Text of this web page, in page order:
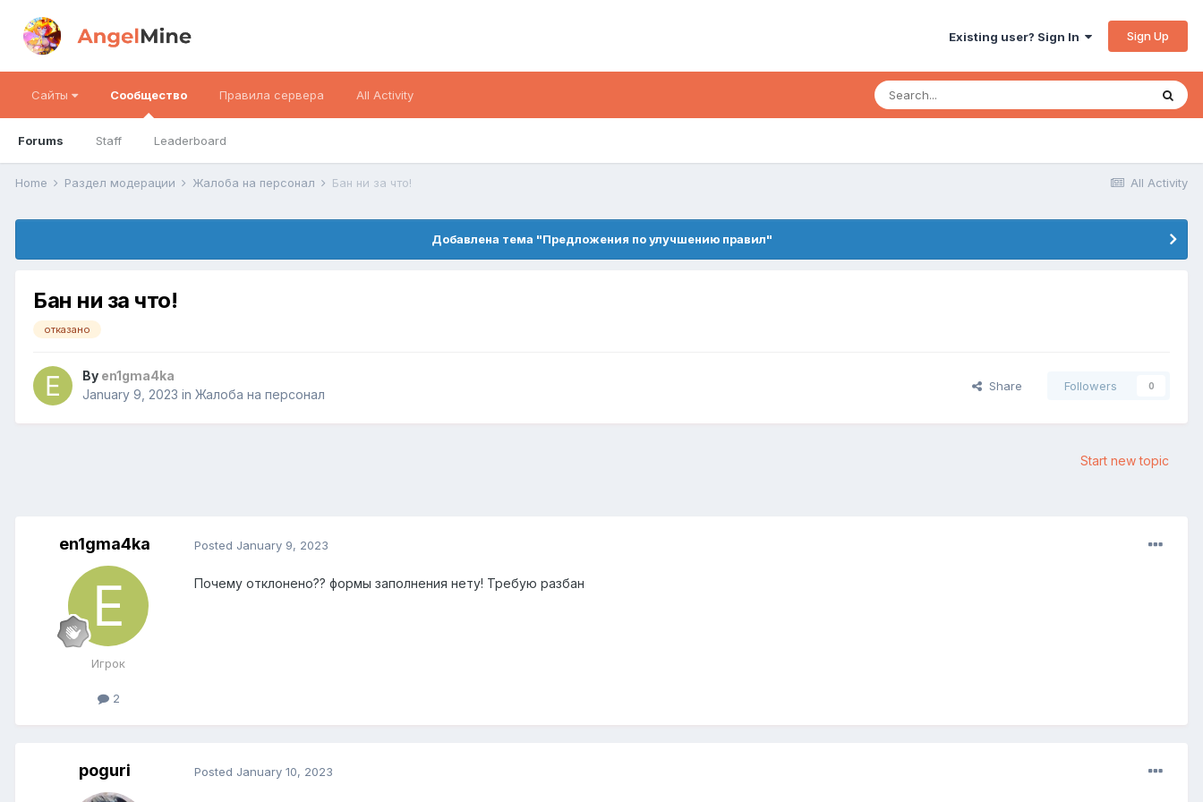
Existing user? Sign In Sign Up
Сайты Сообщество
Forums Staff Leaderboard
Правила сервера All Activity
All Activity
Home Раздел модерации Жалоба на персонал Бан ни за что!
Добавлена тема "Предложения по улучшению правил"
Бан ни за что!
отказано
By en1gma4ka
January 9, 2023 in Жалоба на персонал
Share Followers 0
Start new topic
en1gma4ka
Игрок
2
Posted January 9, 2023
Почему отклонено?? формы заполнения нету! Требую разбан
poguri Posted January 10, 2023